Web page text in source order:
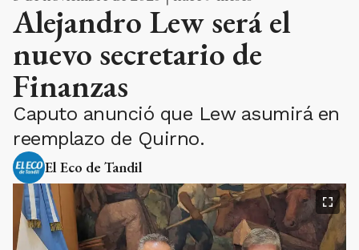
Alejandro Lew será el
nuevo secretario de
Finanzas
Caputo anunció que Lew asumirá en
reemplazo de Quirno.
El Eco de Tandil